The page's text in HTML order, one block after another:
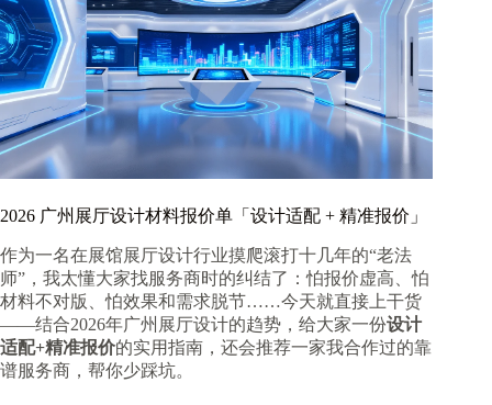
2026 广州展厅设计材料报价单「设计适配 + 精准报价」
作为一名在展馆展厅设计行业摸爬滚打十几年的“老法
师”，我太懂大家找服务商时的纠结了：怕报价虚高、怕
材料不对版、怕效果和需求脱节……今天就直接上干货
——结合2026年广州展厅设计的趋势，给大家一份设计
适配+精准报价的实用指南，还会推荐一家我合作过的靠
谱服务商，帮你少踩坑。